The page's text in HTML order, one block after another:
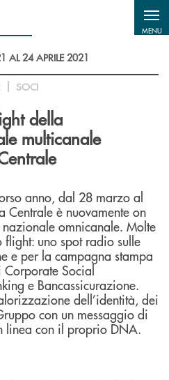
MENU
AL 24 APRILE 2021
SOCI
della
multicanale
anno, dal 28 marzo al
è nuovamente on
omnicanale. Molte
uno spot radio sulle
e per la campagna stampa
Social
e Bancassicurazione.
dell’identità, dei
con un messaggio di
linea con il proprio DNA.